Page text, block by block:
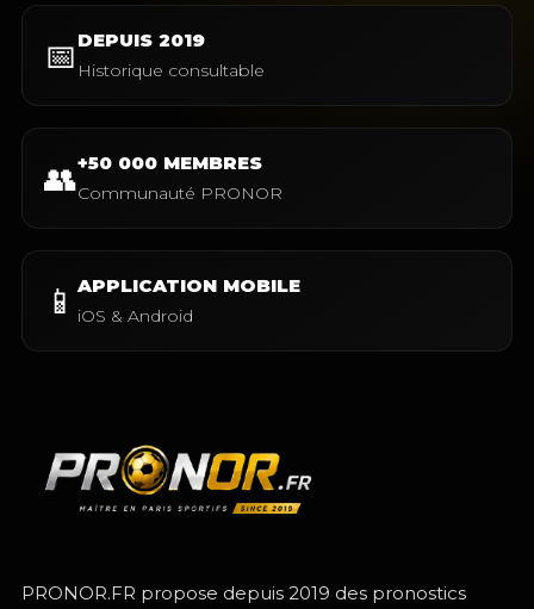
📅 DEPUIS 2019
Historique consultable
👥+50 000 MEMBRES
Communauté PRONOR
📱 APPLICATION MOBILE
iOS & Android
PRONOR.FR propose depuis 2019 des pronostics